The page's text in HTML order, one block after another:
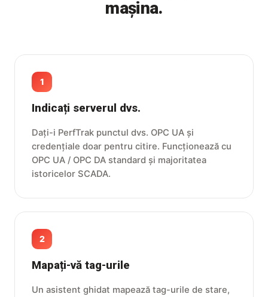
mașina.
1
Indicați serverul dvs.
Dați-i PerfTrak punctul dvs. OPC UA și
credențiale doar pentru citire. Funcționează cu
OPC UA / OPC DA standard și majoritatea
istoricelor SCADA.
2
Mapați-vă tag-urile
Un asistent ghidat mapează tag-urile de stare,